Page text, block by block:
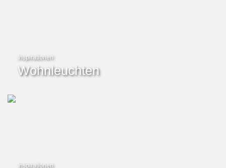
Inspirationen
Wohnleuchten
Inspirationen